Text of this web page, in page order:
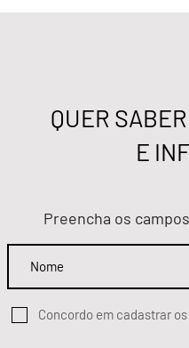
Aberto prazo para
QUER
E
Preencha os
Concordo em cadastrar